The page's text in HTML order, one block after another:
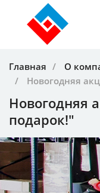
Главная О
Новогодняя
Новогодняя
подарок!"